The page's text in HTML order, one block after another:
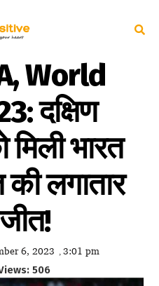
World
दक्षिण
भारत
की लगातार
6, 2023 , 3:01 pm
506